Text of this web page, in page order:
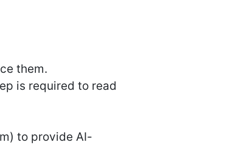
them.
is required to read
to provide AI-